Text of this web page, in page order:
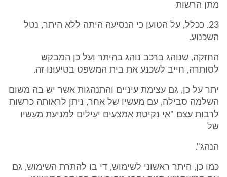
מתן הרשות
23. ככלל, על הטוען כי הנסיעה היתה ללא היתר, נטל
השכנוע.
החזקה, שנוהג ברכב נוהג בהיתר ועל כן המבקש
לסותרה, חייב לשכנע את בית המשפט בטיעונו זה.
יתר על כן, גם עצימת עיניים והתנהגות אשר יש בה משום
השלמה סבילה, עם מעשיו של אחר, ניתן לראותה כרשות
לרבות עצם "אי נקיטת אמצעים יעילים למניעת מעשיו
של
הנהג".
כמו כן, היתר ראשוני לשימוש, די בו להתרת השימוש, גם